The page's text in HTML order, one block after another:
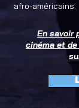
afro-américains.
En savoir
cinéma et